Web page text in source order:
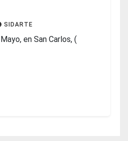
SIDARTE
en San Carlos, (